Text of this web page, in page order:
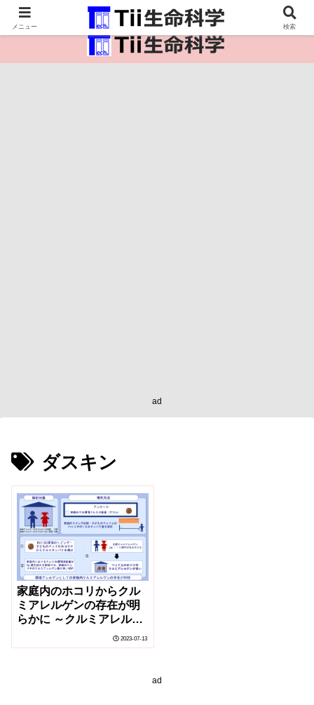
医療保健・生命・生物の情報インフラ。
ad
ダスキン
家庭内のホコリからクル
ミアレルゲンの存在が明
らかに ～クルミアレルギ
ーの子どもの寝具に多
く、クルミアレルギー増
2023-07-13
ad
メニュー 検索